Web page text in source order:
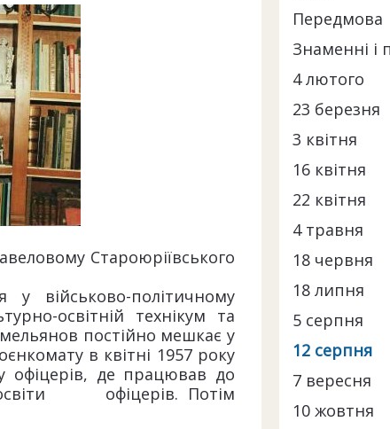
Староюріївського
у військово-політичному
освітній технікум та
постійно мешкає у
в квітні 1957 року
офіцерів, де працював до
офіцерів. Потім
Передмова
Знаменні і
4 лютого
23 березня
3 квітня
16 квітня
22 квітня
4 травня
18 червня
18 липня
5 серпня
12 серпня
7 вересня
10 жовтня